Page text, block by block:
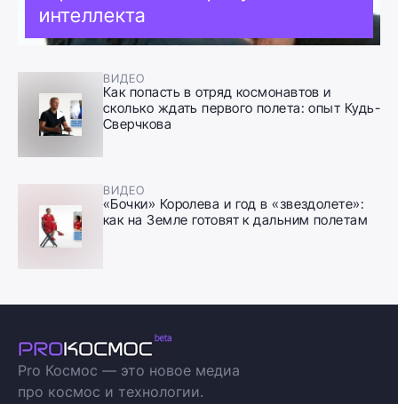
интеллекта
ВИДЕО
Как попасть в отряд космонавтов и
сколько ждать первого полета: опыт Кудь-
Сверчкова
ВИДЕО
«Бочки» Королева и год в «звездолете»:
как на Земле готовят к дальним полетам
Pro Космос — это новое медиа
про космос и технологии.